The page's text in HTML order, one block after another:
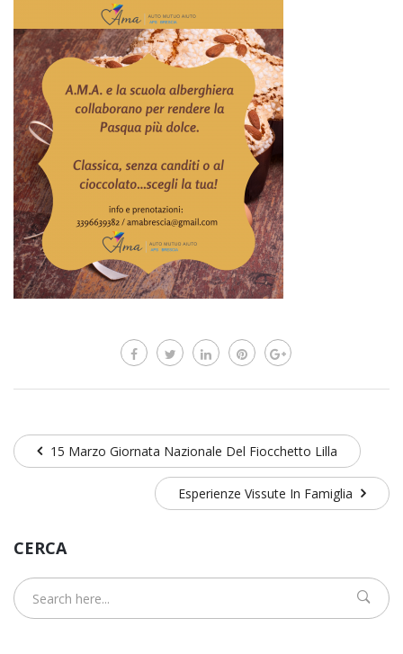
15 Marzo Giornata Nazionale Del Fiocchetto Lilla
Esperienze Vissute In Famiglia
CERCA